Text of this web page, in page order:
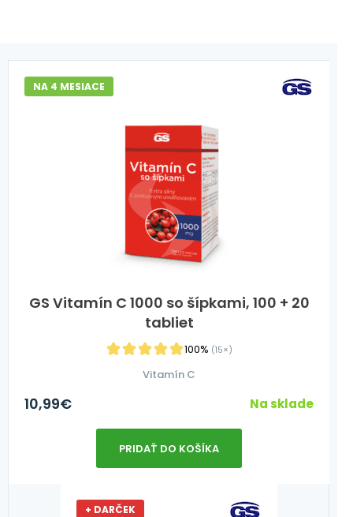
GS Vitamín C 1000 so šípkami, 100 + 20
tabliet
100% (15×)
NA 4 MESIACE
Vitamín C
10,99€ Na sklade
PRIDAŤ DO KOŠÍKA
+ DARČEK